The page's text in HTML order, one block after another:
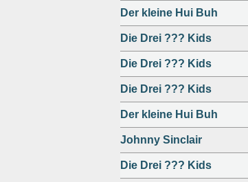
Der kleine Hui Buh
Die Drei ??? Kids
Die Drei ??? Kids
Die Drei ??? Kids
Der kleine Hui Buh
Johnny Sinclair
Die Drei ??? Kids